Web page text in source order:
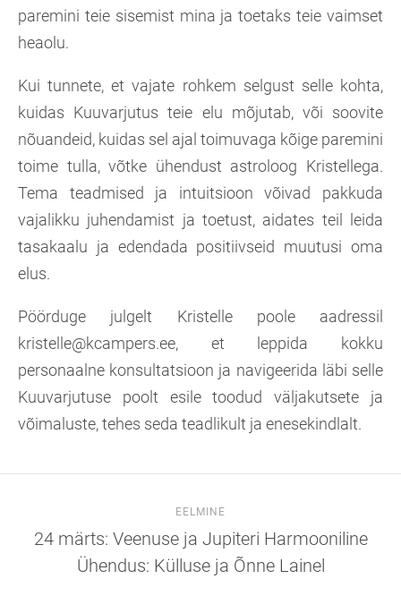
paremini teie sisemist mina ja toetaks teie vaimset
heaolu.
Kui tunnete, et vajate rohkem selgust selle kohta,
kuidas Kuuvarjutus teie elu mõjutab, või soovite
nõuandeid, kuidas sel ajal toimuvaga kõige paremini
toime tulla, võtke ühendust astroloog Kristellega.
Tema teadmised ja intuitsioon võivad pakkuda
vajalikku juhendamist ja toetust, aidates teil leida
tasakaalu ja edendada positiivseid muutusi oma
elus.
Pöörduge julgelt Kristelle poole aadressil
kristelle@kcampers.ee, et leppida kokku
personaalne konsultatsioon ja navigeerida läbi selle
Kuuvarjutuse poolt esile toodud väljakutsete ja
võimaluste, tehes seda teadlikult ja enesekindlalt.
EELMINE
24 märts: Veenuse ja Jupiteri Harmooniline
Ühendus: Külluse ja Õnne Lainel